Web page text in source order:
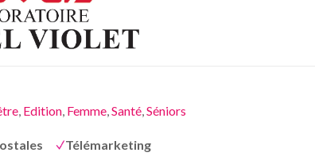
, Edition, Femme,Santé,Séniors
Télémarketing